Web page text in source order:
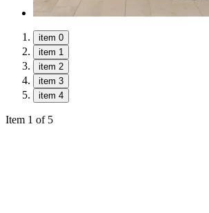
item 0
item 1
item 2
item 3
item 4
Item 1 of 5